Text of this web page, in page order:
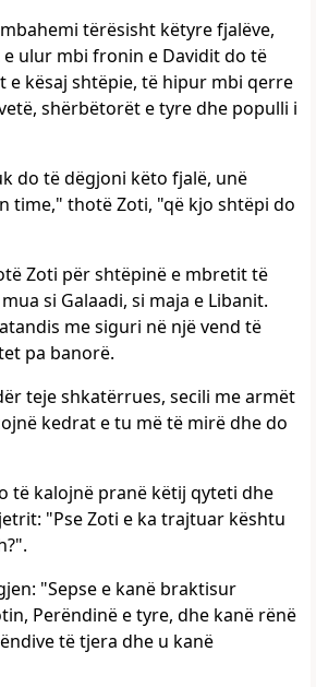
tërësisht këtyre fjalëve,
ulur mbi fronin e Davidit do të
e kësaj shtëpie, të hipur mbi qerre
shërbëtorët e tyre dhe populli i
do të dëgjoni këto fjalë, unë
time," thotë Zoti, "që kjo shtëpi do
Zoti për shtëpinë e mbretit të
si Galaadi, si maja e Libanit.
me siguri në një vend të
pa banorë.
teje shkatërrues, secili me armët
kedrat e tu më të mirë dhe do
të kalojnë pranë këtij qyteti dhe
"Pse Zoti e ka trajtuar kështu
"Sepse e kanë braktisur
Perëndinë e tyre, dhe kanë rënë
të tjera dhe u kanë